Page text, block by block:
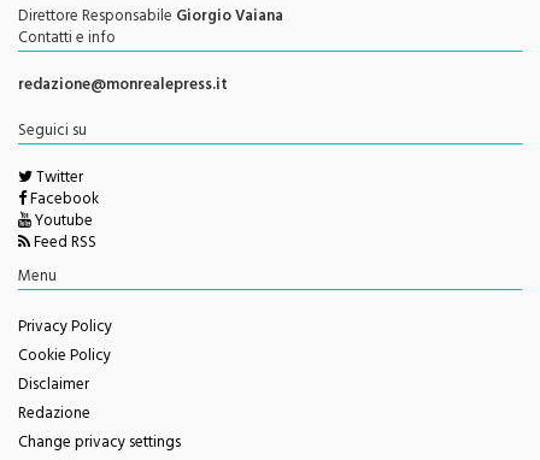
Direttore Responsabile Giorgio Vaiana
Contatti e info
redazione@monrealepress.it
Seguici su
Twitter
Facebook
Youtube
Feed RSS
Menu
Privacy Policy
Cookie Policy
Disclaimer
Redazione
Change privacy settings